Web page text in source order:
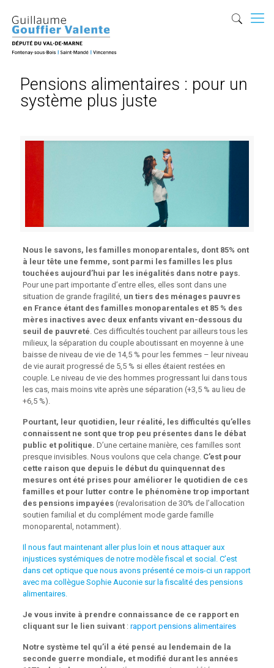
Pensions alimentaires : pour un
système plus juste
Nous le savons, les familles monoparentales, dont 85% ont
à leur tête une femme, sont parmi les familles les plus
touchées aujourd’hui par les inégalités dans notre pays.
Pour une part importante d’entre elles, elles sont dans une
situation de grande fragilité, un tiers des ménages pauvres
en France étant des familles monoparentales et 85 % des
mères inactives avec deux enfants vivant en-dessous du
seuil de pauvreté . Ces difficultés touchent par ailleurs tous les
milieux, la séparation du couple aboutissant en moyenne à une
baisse de niveau de vie de 14,5 % pour les femmes – leur niveau
de vie aurait progressé de 5,5 % si elles étaient restées en
couple. Le niveau de vie des hommes progressant lui dans tous
les cas, mais moins vite après une séparation (+3,5 % au lieu de
+6,5 %).
Pourtant, leur quotidien, leur réalité, les difficultés qu’elles
connaissent ne sont que trop peu présentes dans le débat
public et politique. D’une certaine manière, ces familles sont
presque invisibles. Nous voulons que cela change. C’est pour
cette raison que depuis le début du quinquennat des
mesures ont été prises pour améliorer le quotidien de ces
familles et pour lutter contre le phénomène trop important
des pensions impayées(revalorisation de 30% de l’allocation
soutien familial et du complément mode garde famille
monoparental, notamment).
Il nous faut maintenant aller plus loin et nous attaquer aux
injustices systémiques de notre modèle fiscal et social. C’est
dans cet optique que nous avons présenté ce mois-ci un rapport
avec ma collègue Sophie Auconie sur la fiscalité des pensions
alimentaires.
Je vous invite à prendre connaissance de ce rapport en
cliquant sur le lien suivant: rapport pensions alimentaires
Notre système tel qu’il a été pensé au lendemain de la
seconde guerre mondiale, et modifié durant les années